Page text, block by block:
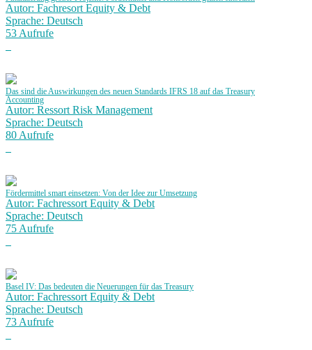
Autor: Fachresort Equity & Debt
Sprache: Deutsch
53 Aufrufe
Das sind die Auswirkungen des neuen Standards IFRS 18 auf das Treasury
Accounting
Autor: Ressort Risk Management
Sprache: Deutsch
80 Aufrufe
Fördermittel smart einsetzen: Von der Idee zur Umsetzung
Autor: Fachressort Equity & Debt
Sprache: Deutsch
75 Aufrufe
Basel IV: Das bedeuten die Neuerungen für das Treasury
Autor: Fachressort Equity & Debt
Sprache: Deutsch
73 Aufrufe